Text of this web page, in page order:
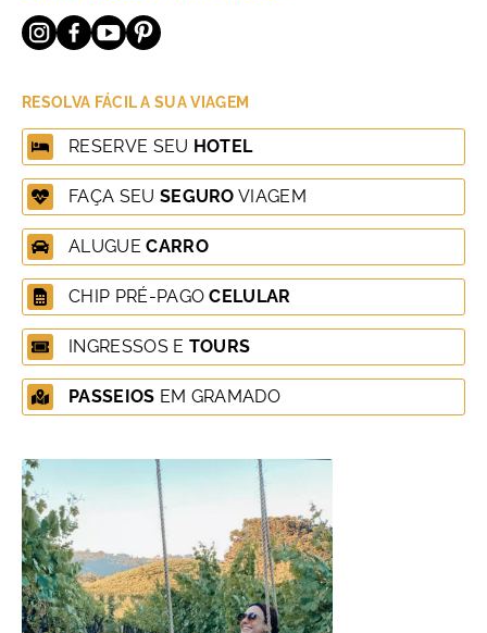
RESOLVA FÁCIL A SUA VIAGEM
RESERVE SEU HOTEL
FAÇA SEU SEGURO VIAGEM
ALUGUECARRO
CHIP PRÉ-PAGOCELULAR
INGRESSOS E TOURS
PASSEIOS EM GRAMADO